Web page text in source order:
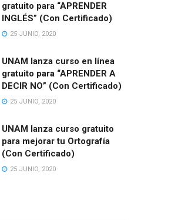
gratuito para “APRENDER
INGLÉS” (Con Certificado)
25 JUNIO, 2020
UNAM lanza curso en línea
gratuito para “APRENDER A
DECIR NO” (Con Certificado)
25 JUNIO, 2020
UNAM lanza curso gratuito
para mejorar tu Ortografía
(Con Certificado)
25 JUNIO, 2020